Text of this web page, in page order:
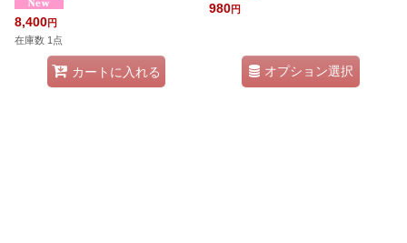
8,400円
在庫数 1点
カートに入れる
980円
オプション選択